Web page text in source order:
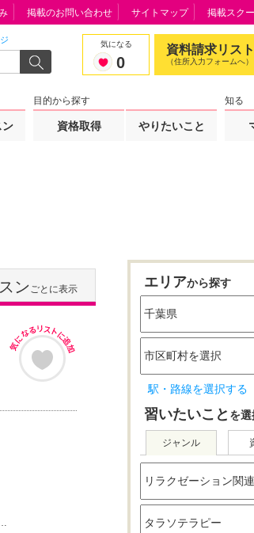
気になる
0
資料請求リスト
（住所入力フォームへ）
ン
目的から探す
資格取得 やりたいこと
知る
掲載のお問い合わせ サイトマップ 掲載スク
ンごとに表示 エリアから探す
駅・路線を選択する
習いたいこと を選
ジャンル